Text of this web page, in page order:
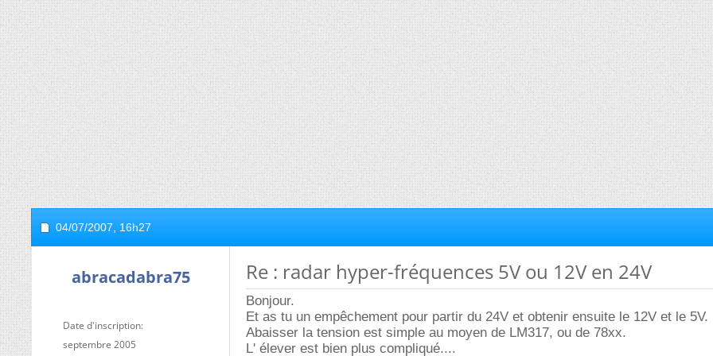
04/07/2007, 16h27
abracadabra75
Date d'inscription
septembre 2005
Re : radar hyper-fréquences 5V ou 12V en 24V
Bonjour.
Et as tu un empêchement pour partir du 24V et obtenir ensuite le 12V et le 5V.
Abaisser la tension est simple au moyen de LM317, ou de 78xx.
L' élever est bien plus compliqué....